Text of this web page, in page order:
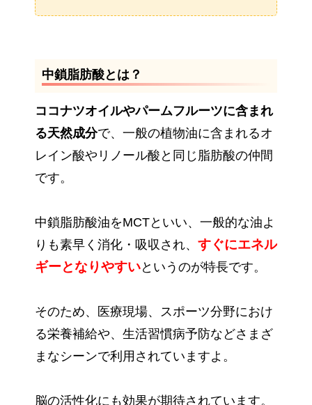
中鎖脂肪酸とは？
ココナツオイルやパームフルーツに含まれ
る天然成分で、一般の植物油に含まれるオ
レイン酸やリノール酸と同じ脂肪酸の仲間
です。
中鎖脂肪酸油をMCTといい、一般的な油よ
りも素早く消化・吸収され、 すぐにエネル
ギーとなりやすいというのが特長です。
そのため、医療現場、スポーツ分野におけ
る栄養補給や、生活習慣病予防などさまざ
まなシーンで利用されていますよ。
脳の活性化にも効果が期待されています。